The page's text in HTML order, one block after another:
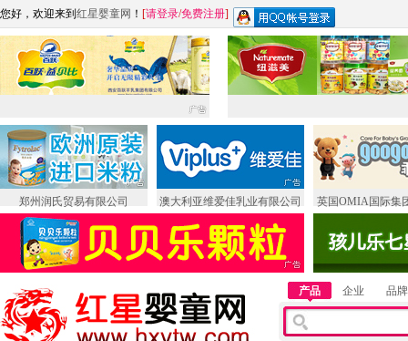
您好，欢迎来到 红星婴童网 ！ [请登录/免费注册]
郑州润氏贸易有限公司 澳大利亚维爱佳乳业有限公司 英国OMIA国际集
产品 企业 品牌